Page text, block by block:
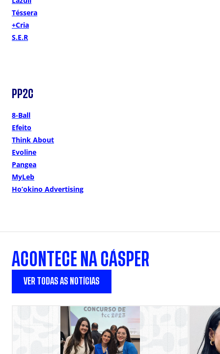
Téssera
+Cria
S.E.R
PP2C
8-Ball
Efeito
Think About
Evoline
Pangea
MyLeb
Ho’okino Advertising
ACONTECE NA CÁSPER
VER TODAS AS NOTÍCIAS